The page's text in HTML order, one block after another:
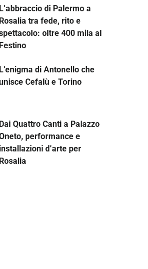
L’abbraccio di Palermo a
Rosalia tra fede, rito e
oltre 400 mila al
Festino
L’enigma di Antonello che
Cefalù e Torino
Dai Quattro Canti a Palazzo
performance e
installazioni d’arte per
Rosalia